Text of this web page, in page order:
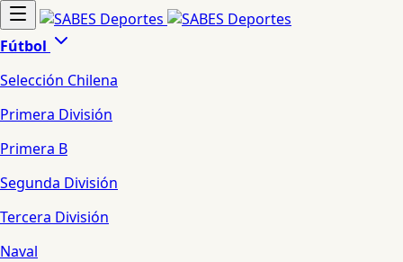
Fútbol
Selección Chilena
Primera División
Primera B
Segunda División
Tercera División
Naval